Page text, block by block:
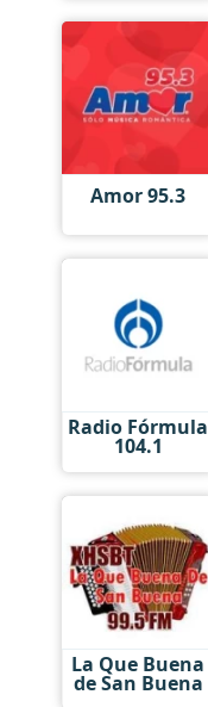
Amor 95.3
Radio Fórmula
104.1
La Que Buena
de San Buena